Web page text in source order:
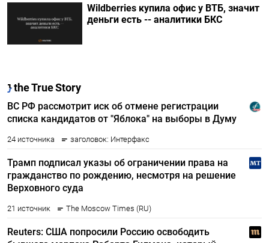
Wildberries купила офис у ВТБ, значит
деньги есть -- аналитики БКС